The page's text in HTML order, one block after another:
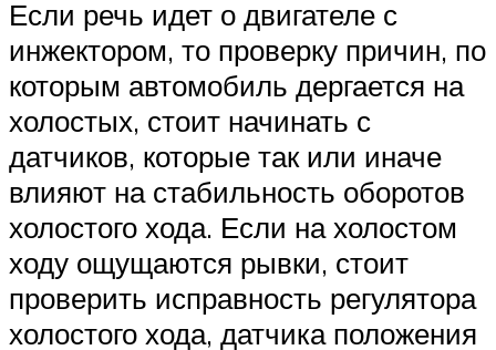
Если речь идет о двигателе с
инжектором, то проверку причин, по
которым автомобиль дергается на
холостых, стоит начинать с
датчиков, которые так или иначе
влияют на стабильность оборотов
холостого хода. Если на холостом
ходу ощущаются рывки, стоит
проверить исправность регулятора
холостого хода, датчика положения